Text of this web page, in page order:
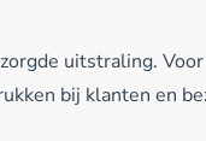
uitstraling.
bij klanten en